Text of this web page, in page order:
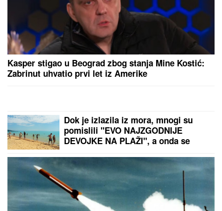
Trnovu Petku mnogi mešaju sa Svetom Petkom: Evo
po čemu se razlikuju i zašto jedna na ikonama drži
PLOČICU SA OČIMA
NASTAVLjA SE SUPERLIGA SRBIJE:
Selektor Litvanije saopštio spisak
košarkaša za Tursku i BiH